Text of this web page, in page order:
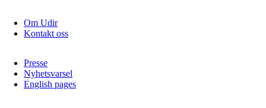
Om Udir
Kontakt oss
Presse
Nyhetsvarsel
English pages